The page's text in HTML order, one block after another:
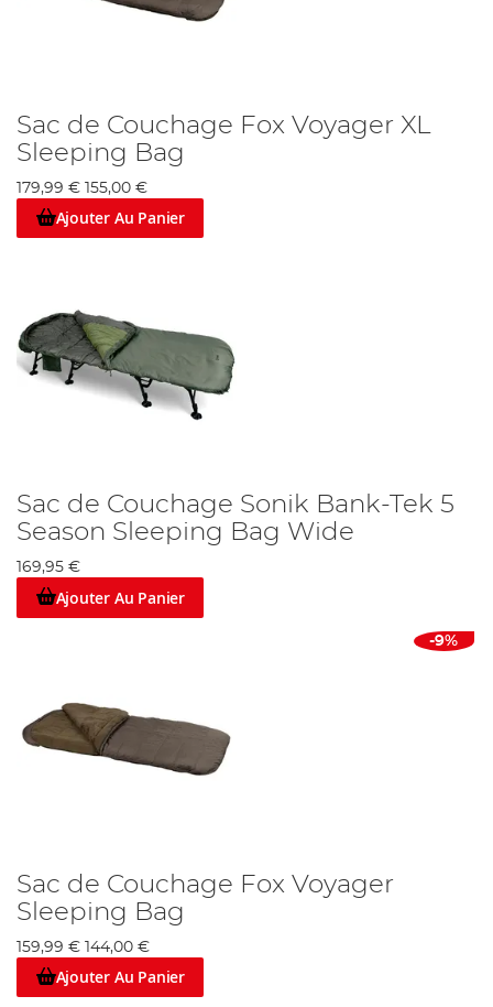
Sac de Couchage Fox Voyager XL
Sleeping Bag
179,99 € 155,00 €
Ajouter Au Panier
Sac de Couchage Sonik Bank-Tek 5
Season Sleeping Bag Wide
169,95 €
Ajouter Au Panier
-9%
Sac de Couchage Fox Voyager
Sleeping Bag
159,99 € 144,00 €
Ajouter Au Panier